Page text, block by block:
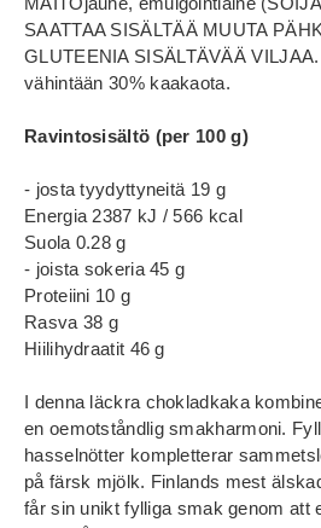
SAATTAA SISÄLTÄÄ MUUTA
GLUTEENIA SISÄLTÄVÄÄ
vähintään 30% kaakaota.
Ravintosisältö (per 100 g)
- josta tyydyttyneitä 19 g
Energia 2387 kJ / 566 kcal
Suola 0.28 g
- joista sokeria 45 g
Proteiini 10 g
Rasva 38 g
Hiilihydraatit 46 g
I denna läckra chokladkaka
en oemotståndlig smakharmoni.
hasselnötter kompletterar
på färsk mjölk. Finlands mest
får sin unikt fylliga smak genom att